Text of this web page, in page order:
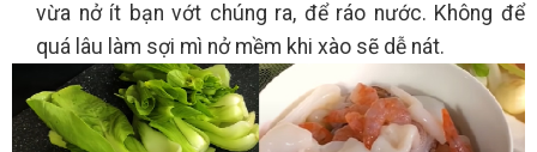
vừa nở ít bạn vớt chúng ra, để ráo nước. Không để
quá lâu làm sợi mì nở mềm khi xào sẽ dễ nát.